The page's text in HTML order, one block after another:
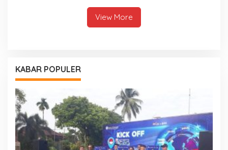
View More
KABAR POPULER